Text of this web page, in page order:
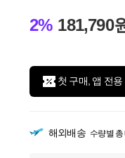
2% 181,790
첫 구매, 앱 전용
해외배송 수량별 총